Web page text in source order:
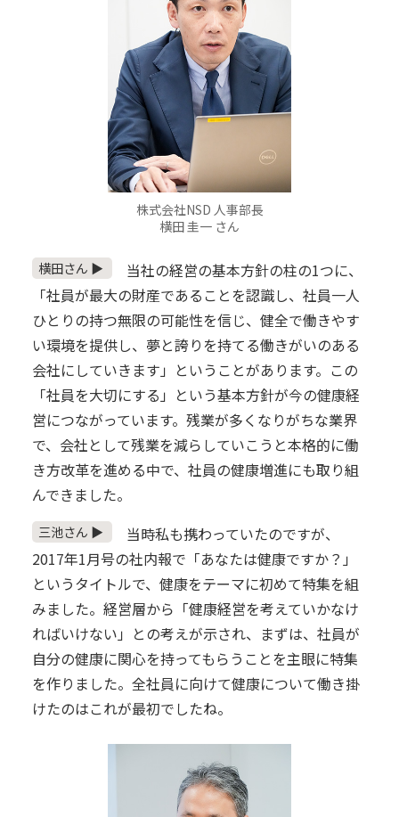
株式会社NSD 人事部長
横田 圭一 さん
横田さん ▶
当社の経営の基本方針の柱の1つに、
「社員が最大の財産であることを認識し、社員一人
ひとりの持つ無限の可能性を信じ、健全で働きやす
い環境を提供し、夢と誇りを持てる働きがいのある
会社にしていきます」ということがあります。この
「社員を大切にする」という基本方針が今の健康経
営につながっています。残業が多くなりがちな業界
で、会社として残業を減らしていこうと本格的に働
き方改革を進める中で、社員の健康増進にも取り組
んできました。
三池さん ▶
当時私も携わっていたのですが、
2017年1月号の社内報で「あなたは健康ですか？」
というタイトルで、健康をテーマに初めて特集を組
みました。経営層から「健康経営を考えていかなけ
ればいけない」との考えが示され、まずは、社員が
自分の健康に関心を持ってもらうことを主眼に特集
を作りました。全社員に向けて健康について働き掛
けたのはこれが最初でしたね。